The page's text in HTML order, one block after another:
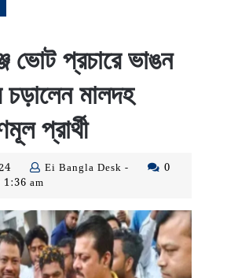
ভোট প্রচারে ভাঙন
মালদহ
প্রার্থী
March
31,
Ei Bangla Desk -
-
0
1:36 am